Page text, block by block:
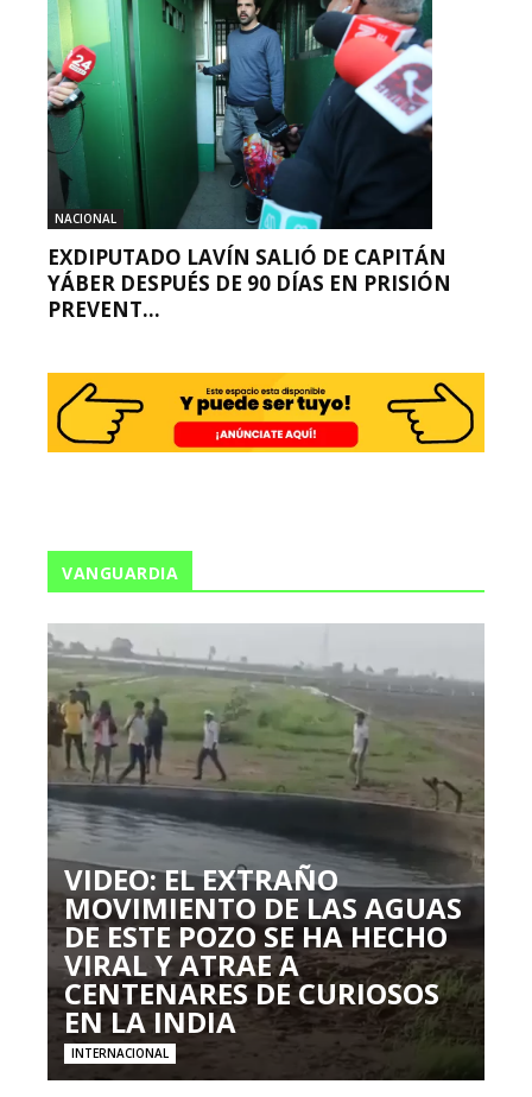
NACIONAL
EXDIPUTADO LAVÍN SALIÓ DE CAPITÁN
YÁBER DESPUÉS DE 90 DÍAS EN PRISIÓN
PREVENT...
VANGUARDIA
VIDEO: EL EXTRAÑO
MOVIMIENTO DE LAS AGUAS
DE ESTE POZO SE HA HECHO
VIRAL Y ATRAE A
CENTENARES DE CURIOSOS
EN LA INDIA
INTERNACIONAL